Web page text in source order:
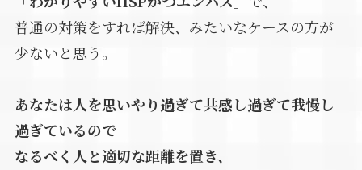
普通の対策をすれば解決、みたいなケースの方が
少ないと思う。
あなたは人を思いやり過ぎて共感し過ぎて我慢し
過ぎているので
なるべく人と適切な距離を置き、